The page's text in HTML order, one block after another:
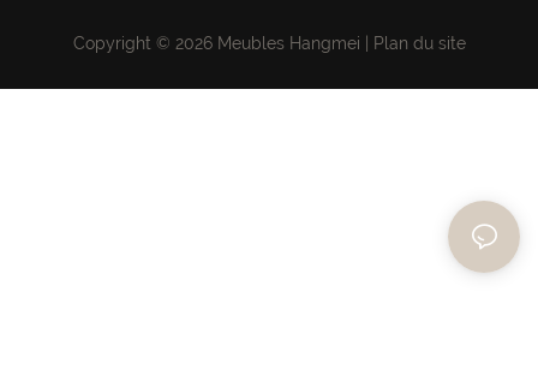
Copyright © 2026 Meubles Hangmei | Plan du site